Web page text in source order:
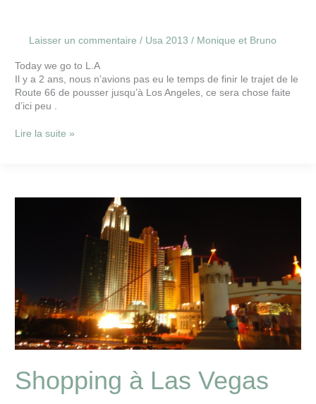
Laisser un commentaire / Usa 2013 / Monique et Bruno
Today we go to L.A
Il y a 2 ans, nous n’avions pas eu le temps de finir le trajet de le
Route 66 de pousser jusqu’à Los Angeles, ce sera chose faite
d’ici peu .
Lire la suite »
Shopping à Las Vegas